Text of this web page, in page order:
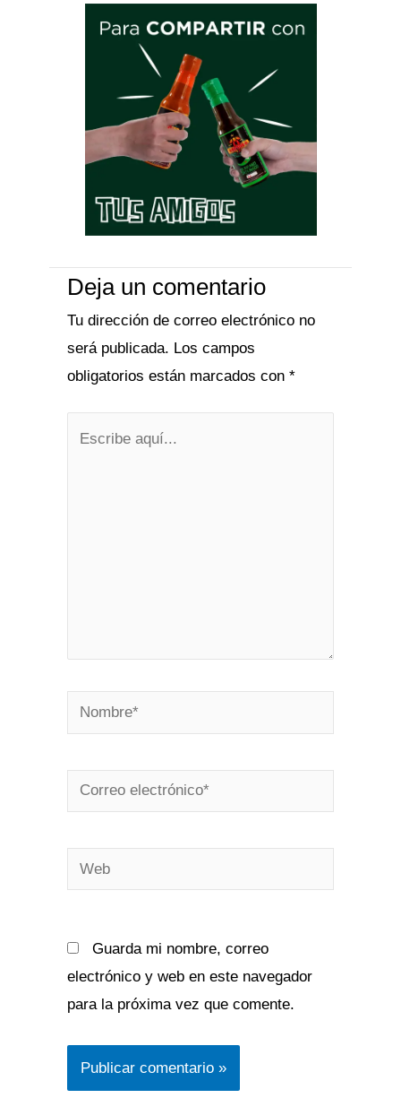
Deja un comentario
Tu dirección de correo electrónico no
será publicada. Los campos
obligatorios están marcados con *
Nombre*
Correo
electrónico*
Web
Guarda mi nombre, correo
electrónico y web en este navegador
para la próxima vez que comente.